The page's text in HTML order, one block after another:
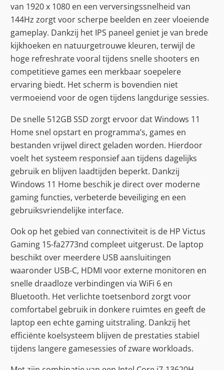
van 1920 x 1080 en een verversingssnelheid van
144Hz zorgt voor scherpe beelden en zeer vloeiende
gameplay. Dankzij het IPS paneel geniet je van brede
kijkhoeken en natuurgetrouwe kleuren, terwijl de
hoge refreshrate vooral tijdens snelle shooters en
competitieve games een merkbaar soepelere
ervaring biedt. Het scherm is bovendien niet
vermoeiend voor de ogen tijdens langdurige sessies.
De snelle 512GB SSD zorgt ervoor dat Windows 11
Home snel opstart en programma’s, games en
bestanden vrijwel direct geladen worden. Hierdoor
voelt het systeem responsief aan tijdens dagelijks
gebruik en blijven laadtijden beperkt. Dankzij
Windows 11 Home beschik je direct over moderne
gaming functies, verbeterde beveiliging en een
gebruiksvriendelijke interface.
Ook op het gebied van connectiviteit is de HP Victus
Gaming 15-fa2773nd compleet uitgerust. De laptop
beschikt over meerdere USB aansluitingen
waaronder USB-C, HDMI voor externe monitoren en
snelle draadloze verbindingen via WiFi 6 en
Bluetooth. Het verlichte toetsenbord zorgt voor
comfortabel gebruik in donkere ruimtes en geeft de
laptop een echte gaming uitstraling. Dankzij het
efficiënte koelsysteem blijven de prestaties stabiel
tijdens langere gamesessies of zware workloads.